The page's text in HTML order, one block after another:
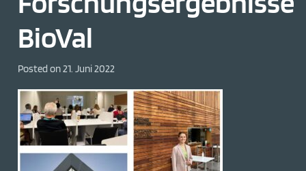
BioVal
Posted on21. Juni 2022